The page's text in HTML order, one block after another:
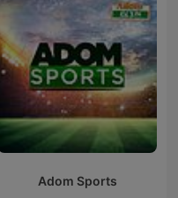
Adom Sports